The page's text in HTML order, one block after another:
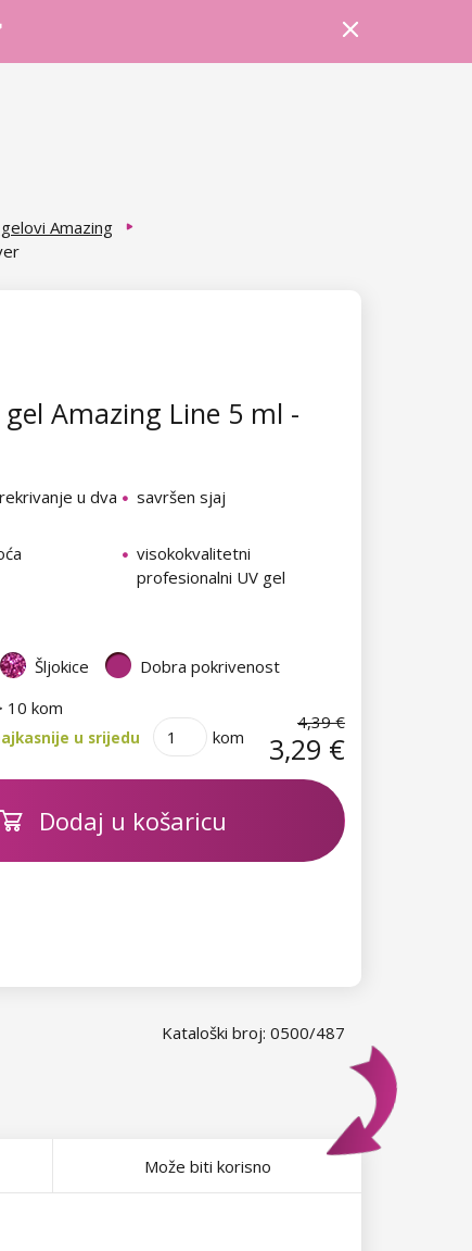
Amazing
gel Amazing Line 5 ml -
u dva
savršen sjaj
visokokvalitetni
profesionalni UV gel
Šljokice
Dobra pokrivenost
10 kom
u srijedu
kom
4,39 €
3,29 €
Dodaj u košaricu
Kataloški broj: 0500/487
Može biti korisno